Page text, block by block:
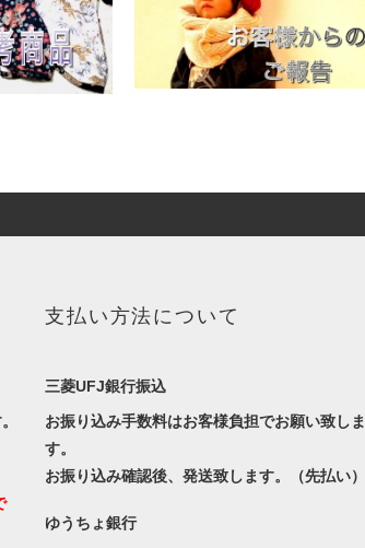
支払い方法について
三菱UFJ銀行振込
お振り込み手数料はお客様負担でお願い致しま
す。
お振り込み確認後、発送致します。（先払い）
ゆうちょ銀行